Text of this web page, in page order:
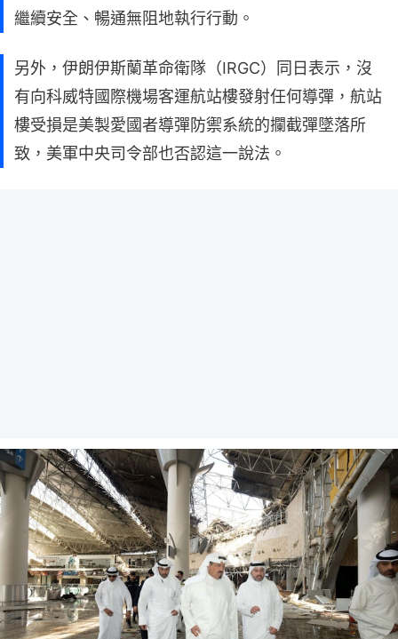
繼續安全、暢通無阻地執行行動。
另外，伊朗伊斯蘭革命衛隊（IRGC）同日表示，沒
有向科威特國際機場客運航站樓發射任何導彈，航站
樓受損是美製愛國者導彈防禦系統的攔截彈墜落所
致，美軍中央司令部也否認這一說法。